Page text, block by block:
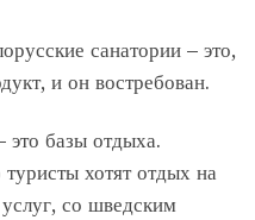
санатории – это,
и он востребован.
базы отдыха.
хотят отдых на
со шведским